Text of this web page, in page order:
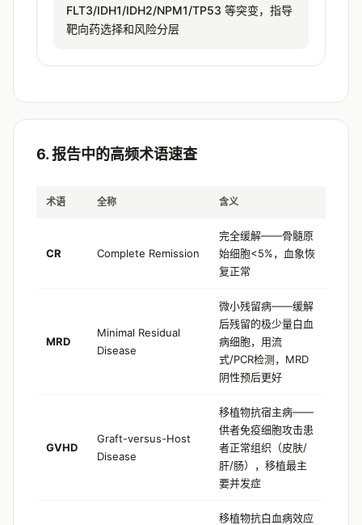
FLT3/IDH1/IDH2/NPM1/TP53 等突变，指导
靶向药选择和风险分层
6. 报告中的高频术语速查
术语 全称 含义
CR Complete Remission
完全缓解——骨髓原
始细胞<5%，血象恢
复正常
MRD
Minimal Residual
Disease
微小残留病——缓解
后残留的极少量白血
病细胞，用流
式/PCR检测，MRD
阴性预后更好
GVHD
Graft-versus-Host
Disease
移植物抗宿主病——
供者免疫细胞攻击患
者正常组织（皮肤/
肝/肠），移植最主
要并发症
移植物抗白血病效应